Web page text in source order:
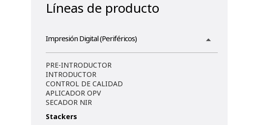
Líneas de producto
Impresión Digital (Periféricos)
PRE-INTRODUCTOR
INTRODUCTOR
CONTROL DE CALIDAD
APLICADOR OPV
SECADOR NIR
Stackers